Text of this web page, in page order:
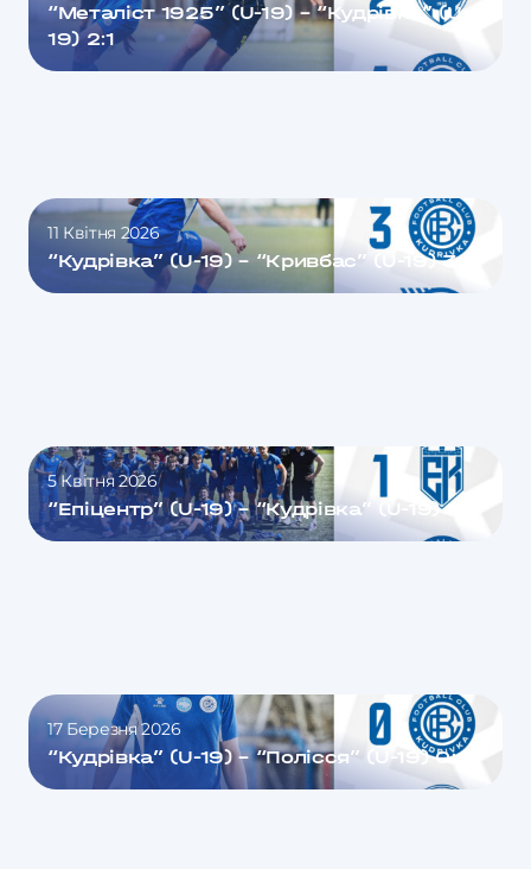
“Металіст 1925” (U-19) – “Кудрівка” (U-
19) 2:1
11 Квітня 2026
“Кудрівка” (U-19) – “Кривбас” (U-19) 3:2
5 Квітня 2026
“Епіцентр” (U-19) – “Кудрівка” (U-19) 1:2
17 Березня 2026
“Кудрівка” (U-19) – “Полісся” (U-19) 0:2